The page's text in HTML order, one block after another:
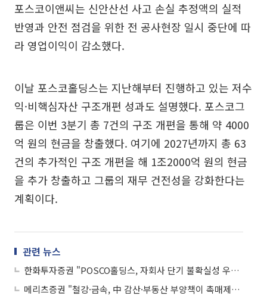
포스코이앤씨는 신안산선 사고 손실 추정액의 실적
반영과 안전 점검을 위한 전 공사현장 일시 중단에 따
라 영업이익이 감소했다.
이날 포스코홀딩스는 지난해부터 진행하고 있는 저수
익·비핵심자산 구조개편 성과도 설명했다. 포스코그
룹은 이번 3분기 총 7건의 구조 개편을 통해 약 4000
억 원의 현금을 창출했다. 여기에 2027년까지 총 63
건의 추가적인 구조 개편을 해 1조2000억 원의 현금
을 추가 창출하고 그룹의 재무 건전성을 강화한다는
계획이다.
관련 뉴스
한화투자증권 "POSCO홀딩스, 자회사 단기 불확실성 우려⋯목표가↓"
메리츠증권 "철강·금속, 中 감산·부동산 부양책이 촉매제…현대제철·POSCO홀딩스 '매수'"